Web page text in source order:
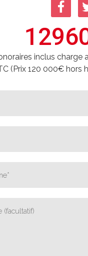
inclus charge
(Prix 120 000€ hors